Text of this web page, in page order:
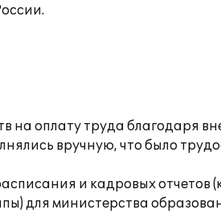
на оплату труда благодаря
вручную, что было
и кадровых отчетов
для министерства